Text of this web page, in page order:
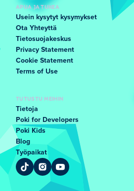
APUA JA TUKEA
Usein kysytyt kysymykset
Ota Yhteyttä
Tietosuojakeskus
Privacy Statement
Cookie Statement
Terms of Use
TUTUSTU MEIHIN
Tietoja
Poki for Developers
Poki Kids
Blog
Työpaikat